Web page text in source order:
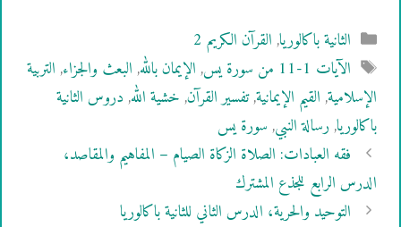
التصنيفات
الثانية باكالوريا,القرآن الكريم 2
الوسوم
الآيات 1-11 من سورة يس ,الإيمان بالله,البعث والجزاء,التربية
الإسلامية,القيم الإيمانية,تفسير القرآن,خشية الله,دروس الثانية
باكالوريا,رسالة النبي,سورة يس
فقه العبادات: الصلاة الزكاة الصيام – المفاهيم والمقاصد،
الدرس الرابع للجذع المشترك
التوحيد والحرية، الدرس الثاني للثانية باكالوريا